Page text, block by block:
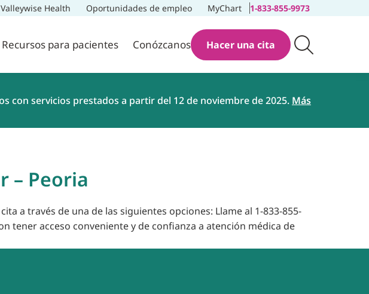
Health Oportunidades de empleo MyChart 1-833-855-9973
Recursos para pacientes Conózcanos Hacer una cita
con servicios prestados a partir del 12 de noviembre de 2025. Más
– Peoria
a través de una de las siguientes opciones: Llame al 1-833-855-
tener acceso conveniente y de confianza a atención médica de